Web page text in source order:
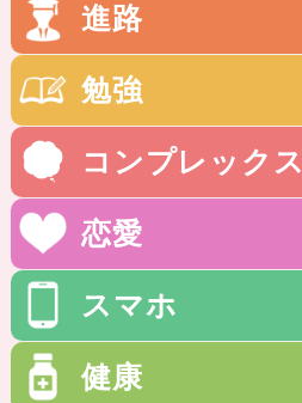
進路
勉強
コンプレックス
恋愛
スマホ
健康